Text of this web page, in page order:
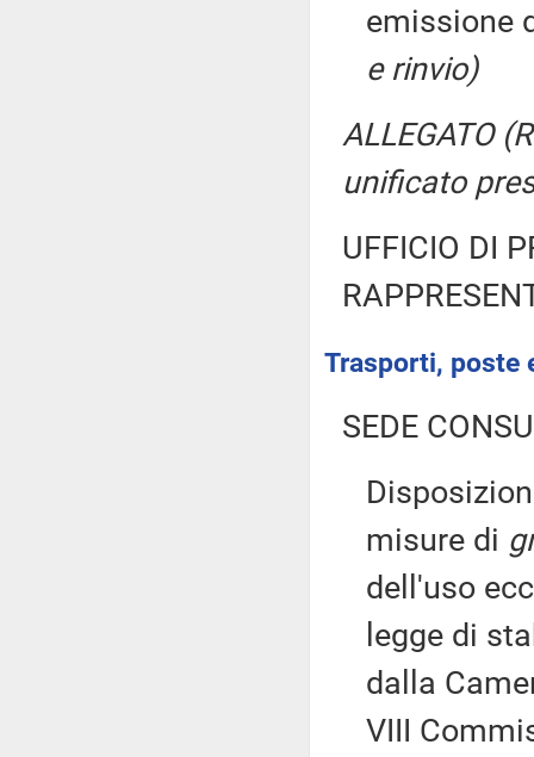
emissione
e rinvio)
ALLEGATO
unificato
UFFICIO DI
Trasporti, poste
SEDE
misure di
dell'uso
legge di
dalla
VIII